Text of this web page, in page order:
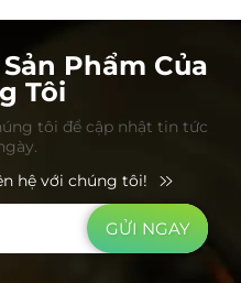
Phẩm Của
Tôi
tôi để cập nhật tin tức
hệ với chúng tôi!
GỬI NGAY